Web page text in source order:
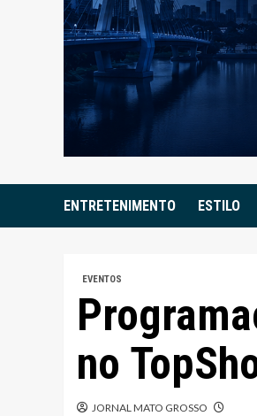
ENTRETENIMENTO ESTILO
EVENTOS
no
JORNAL MATO GROSSO